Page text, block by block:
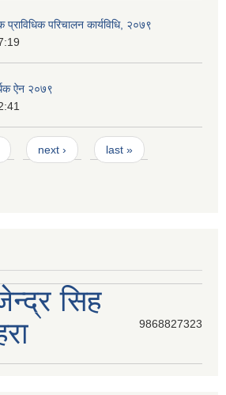
परिचालन कार्यविधि, २०७९
ऐन २०७९
next › last »
सिह
9868827323